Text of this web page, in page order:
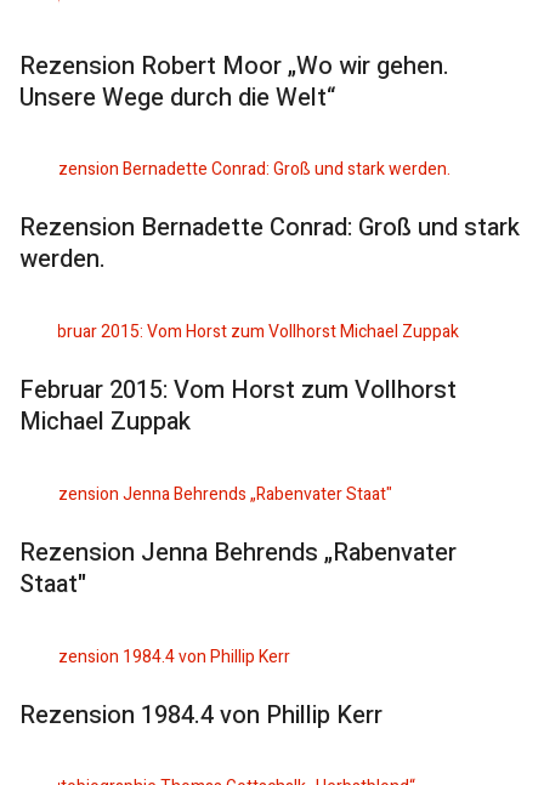
Rezension Robert Moor „Wo wir gehen.
Unsere Wege durch die Welt“
Rezension Bernadette Conrad: Groß und stark
werden.
Februar 2015: Vom Horst zum Vollhorst
Michael Zuppak
Rezension Jenna Behrends „Rabenvater
Staat"
Rezension 1984.4 von Phillip Kerr